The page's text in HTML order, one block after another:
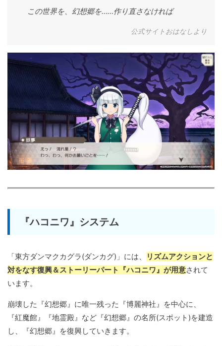
この世界を、幻想郷を……作り直さなければ
公式サイトおはなしより
『ハコニワ』システム
「東方ダンマクカグラ(ダンカグ)」には、
リズムアクションと
対をなす復興＆ストーリーパート『ハコニワ』が用意されて
います。
崩壊した『幻想郷』に唯一残った『博麗神社』を中心に、
『紅魔館』『地霊殿』など『幻想郷』の名所(スポット)を建造
し、『幻想郷』を復興していきます。